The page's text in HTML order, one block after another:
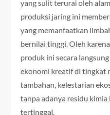
yang sulit terurai oleh
produksi jaring ini
yang memanfaatkan
bernilai tinggi. Oleh
produk ini secara
ekonomi kreatif di tingkat
tambahan, kelestarian
tanpa adanya residu kimia
tertinggal.